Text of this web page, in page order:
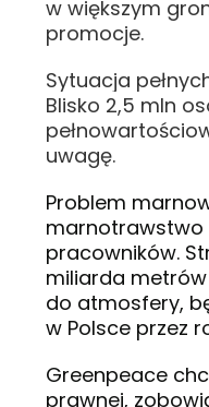
w większym
promocje.
Sytuacja
Blisko 2,5 mln
uwagę.
Problem
marnotrawstwo
pracowników.
miliarda
do atmosfery,
w Polsce przez
Greenpeace
prawnej,